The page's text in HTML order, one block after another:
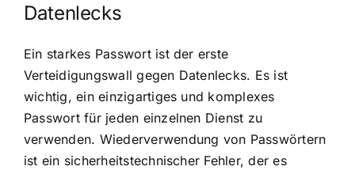
Datenlecks
Ein starkes Passwort ist der erste
Verteidigungswall gegen Datenlecks. Es ist
wichtig, ein einzigartiges und komplexes
Passwort für jeden einzelnen Dienst zu
verwenden. Wiederverwendung von Passwörtern
ist ein sicherheitstechnischer Fehler, der es